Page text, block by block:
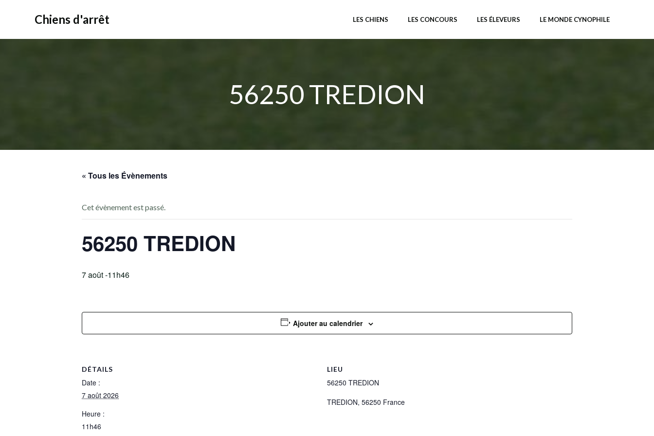
Chiens d'arrêt LES CHIENS LES CONCOURS LES ÉLEVEURS LE MONDE CYNOPHILE
56250 TREDION
« Tous les Évènements
Cet évènement est passé.
56250 TREDION
7 août -11h46
Ajouter au calendrier
DÉTAILS
Date :
7 août 2026
Heure :
11h46
LIEU
56250 TREDION
TREDION, 56250 France